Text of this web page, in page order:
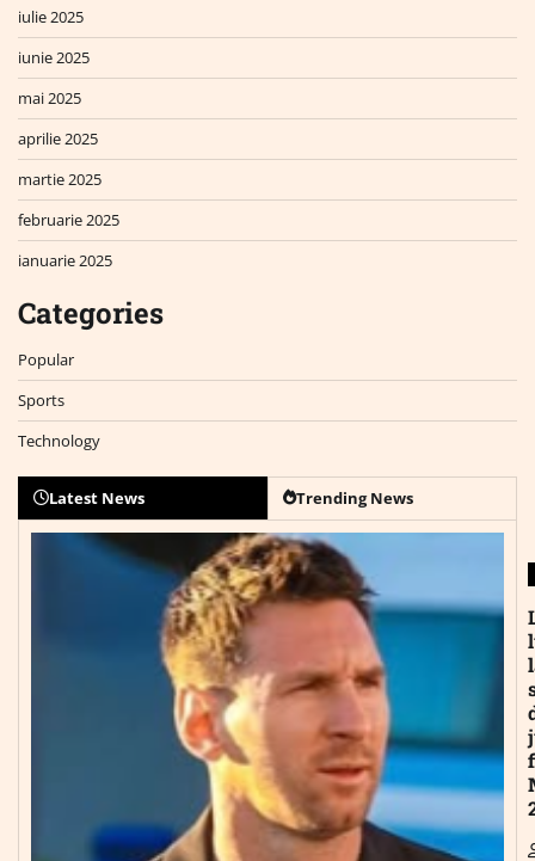
iulie 2025
iunie 2025
mai 2025
aprilie 2025
martie 2025
februarie 2025
ianuarie 2025
Categories
Popular
Sports
Technology
Latest News Trending News